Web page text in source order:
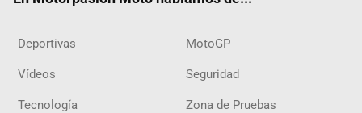
Deportivas MotoGP
Vídeos Seguridad
Tecnología Zona de Pruebas